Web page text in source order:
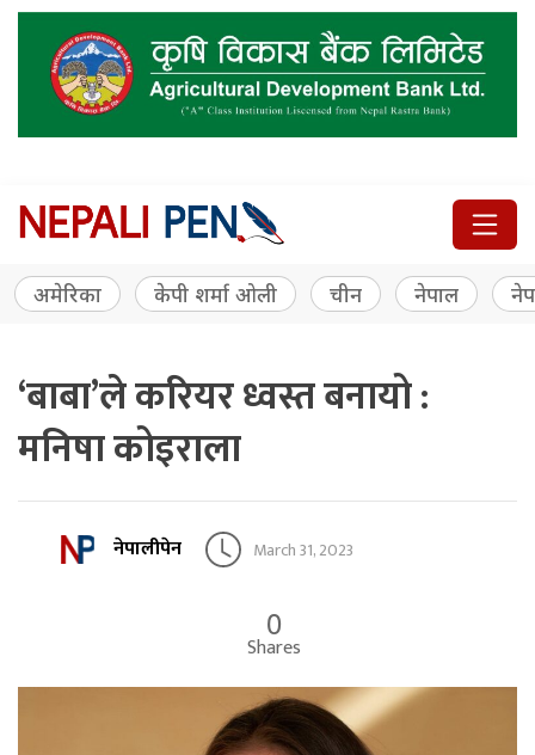
अमेरिका केपी शर्मा ओली चीन नेपाल
‘बाबा’ले करियर ध्वस्त बनायो :
मनिषा कोइराला
नेपालीपेन March 31, 2023
0
Shares